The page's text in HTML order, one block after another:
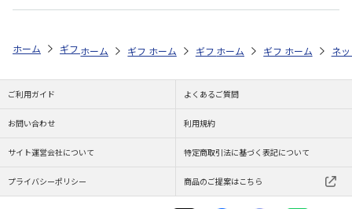
ホーム ギフトストア お中元・夏ギフト特集 2026 うなぎ・魚・海鮮
ホーム ギフトストア お中元・夏ギフト特集 2026
ホーム ギフトストア お中元・夏ギフト
ホーム ギフトストア お
ホーム ネ
ご利用ガイド よくあるご質問
お問い合わせ 利用規約
サイト運営会社について 特定商取引法に基づく表記について
プライバシーポリシー 商品のご提案はこちら